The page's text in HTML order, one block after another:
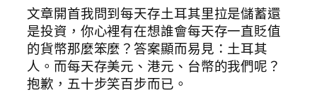
文章開首我問到每天存土耳其里拉是儲蓄還
是投資，你心裡有在想誰會每天存一直貶值
的貨幣那麼笨麼？答案顯而易見：土耳其
人。而每天存美元、港元、台幣的我們呢？
抱歉，五十步笑百步而已。